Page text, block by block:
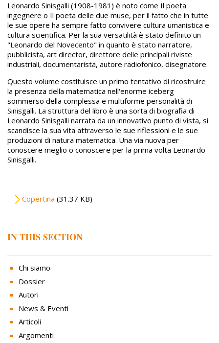
IN THIS SECTION
Chi siamo
Dossier
Autori
News & Eventi
Articoli
Argomenti
Leonardo Sinisgalli (1908-1981) è noto come Il poeta
ingegnere o Il poeta delle due muse, per il fatto che in tutte
le sue opere ha sempre fatto convivere cultura umanistica e
cultura scientifica. Per la sua versatilità è stato definito un
"Leonardo del Novecento" in quanto è stato narratore,
pubblicista, art director, direttore delle principali riviste
industriali, documentarista, autore radiofonico, disegnatore.
Questo volume costituisce un primo tentativo di ricostruire
la presenza della matematica nell'enorme iceberg
sommerso della complessa e multiforme personalità di
Sinisgalli. La struttura del libro è una sorta di biografia di
Leonardo Sinisgalli narrata da un innovativo punto di vista, si
scandisce la sua vita attraverso le sue riflessioni e le sue
produzioni di natura matematica. Una via nuova per
conoscere meglio o conoscere per la prima volta Leonardo
Sinisgalli.
File
Copertina (31.37 KB)